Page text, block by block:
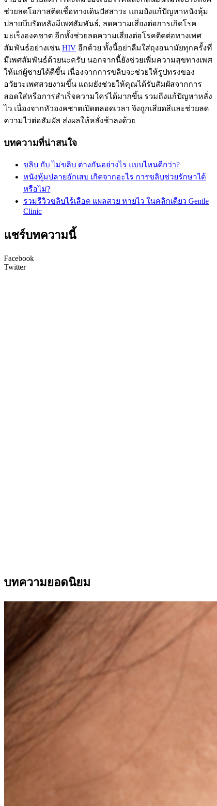
ช่วยลดโอกาสติดเชื้อทางเดินปัสสาวะ แถมยังแก้ปัญหาหนังหุ้ม
ปลายบีบรัดหลังมีเพศสัมพันธ์, ลดความเสี่ยงต่อการเกิดโรค
มะเร็งองคชาต อีกทั้งช่วยลดความเสี่ยงต่อโรคติดต่อทางเพศ
สัมพันธ์อย่างเช่น HIV อีกด้วย ทั้งนี้อย่าลืมใส่ถุงอนามัยทุกครั้งที่
มีเพศสัมพันธ์ด้วยนะครับ นอกจากนี้ยังช่วยเพิ่มความสุขทางเพศ
ให้แก่ผู้ชายได้ดีขึ้น เนื่องจากการขลิบจะช่วยให้รูปทรงของ
อวัยวะเพศสวยงามขึ้น แถมยังช่วยให้คุณได้รับสัมผัสจากการ
สอดใส่หรือการสำเร็จความใคร่ได้มากขึ้น รวมถึงแก้ปัญหาหลั่ง
ไว เนื่องจากหัวองคชาตเปิดตลอดเวลา จึงถูกเสียดสีและช่วยลด
ความไวต่อสัมผัส ส่งผลให้หลั่งช้าลงด้วย
บทความที่น่าสนใจ
ขลิบ กับ ไม่ขลิบ ต่างกันอย่างไร แบบไหนดีกว่า?
หนังหุ้มปลายอักเสบ เกิดจากอะไร การขลิบช่วยรักษาได้
หรือไม่?
รวมรีวิวขลิบไร้เลือด แผลสวย หายไว ในคลิกเดียว Gentle
Clinic
แชร์บทความนี้
Facebook
Twitter
บทความยอดนิยม